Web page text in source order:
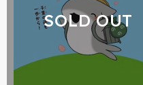
SOLD OUT